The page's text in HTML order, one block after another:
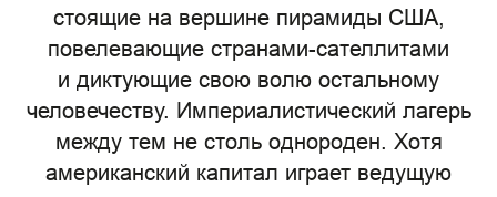
стоящие на вершине пирамиды США,
повелевающие странами-сателлитами
и диктующие свою волю остальному
человечеству. Империалистический лагерь
между тем не столь однороден. Хотя
американский капитал играет ведущую